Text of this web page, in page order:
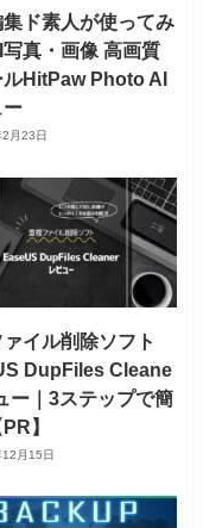
ド素人が使ってみ
真・画像 高画質
ルHitPaw Photo AI
ー
月23日
イル削除ソフト
DupFiles Cleane
ー｜3ステップで簡
】
月15日